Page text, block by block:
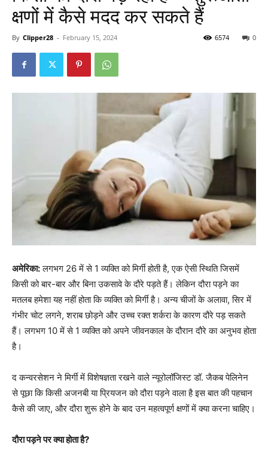
क्षणों में कैसे मदद कर सकते हैं
By Clipper28 - February 15, 2024 0
6574
अमेरिका:लगभग 26 में से 1 व्यक्ति को मिर्गी होती है, एक ऐसी स्थिति जिसमें
किसी को बार-बार और बिना उकसावे के दौरे पड़ते हैं। लेकिन दौरा पड़ने का
मतलब हमेशा यह नहीं होता कि व्यक्ति को मिर्गी है। अन्य चीजों के अलावा, सिर में
गंभीर चोट लगने, शराब छोड़ने और उच्च रक्त शर्करा के कारण दौरे पड़ सकते
हैं। लगभग 10 में से 1 व्यक्ति को अपने जीवनकाल के दौरान दौरे का अनुभव होता
है।
द कन्वरसेशन ने मिर्गी में विशेषज्ञता रखने वाले न्यूरोलॉजिस्ट डॉ. जैकब पेलिनेन
से पूछा कि किसी अजनबी या प्रियजन को दौरा पड़ने वाला है इस बात की पहचान
कैसे की जाए, और दौरा शुरू होने के बाद उन महत्वपूर्ण क्षणों में क्या करना चाहिए।
दौरा पड़ने पर क्या होता है?